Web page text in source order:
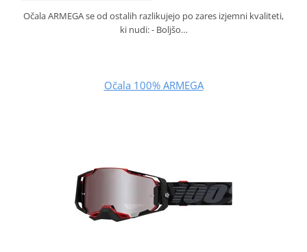
Očala ARMEGA se od ostalih razlikujejo po zares izjemni kvaliteti,
ki nudi: - Boljšo…
Očala 100% ARMEGA